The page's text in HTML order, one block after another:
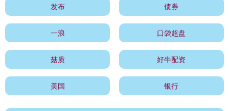
发布 债券
一浪 口袋超盘
菇质 好牛配资
美国 银行